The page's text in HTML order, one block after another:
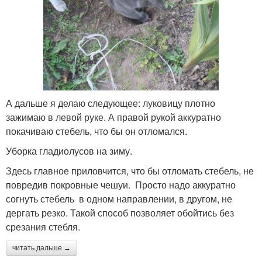
А дальше я делаю следующее: луковицу плотно
зажимаю в левой руке. А правой рукой аккуратно
покачиваю стебель, что бы он отломался.
Уборка гладиолусов на зиму.
Здесь главное приловчится, что бы отломать стебель, не
повредив покровные чешуи. Просто надо аккуратно
согнуть стебель в одном направлении, в другом, не
дергать резко. Такой способ позволяет обойтись без
срезания стебля.
читать дальше →